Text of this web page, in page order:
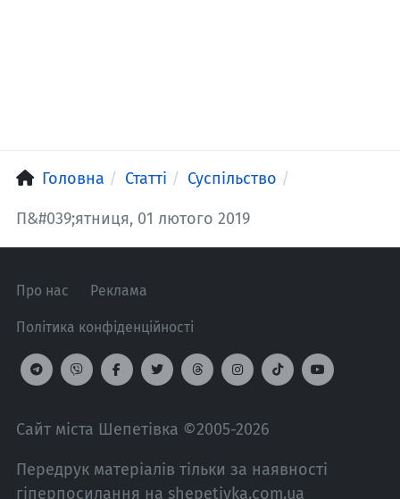
Головна Статті Суспільство
П&#039;ятниця, 01 лютого 2019
Про нас Реклама
Політика конфіденційності
Сайт міста Шепетівка ©2005-2026
Передрук матеріалів тільки за наявності
гіперпосилання на shepetivka.com.ua